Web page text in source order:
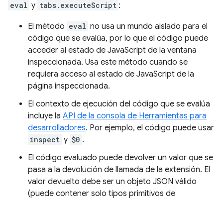
eval y tabs.executeScript :
El método eval no usa un mundo aislado para el
código que se evalúa, por lo que el código puede
acceder al estado de JavaScript de la ventana
inspeccionada. Usa este método cuando se
requiera acceso al estado de JavaScript de la
página inspeccionada.
El contexto de ejecución del código que se evalúa
incluye la API de la consola de Herramientas para
desarrolladores. Por ejemplo, el código puede usar
inspect y $0 .
El código evaluado puede devolver un valor que se
pasa a la devolución de llamada de la extensión. El
valor devuelto debe ser un objeto JSON válido
(puede contener solo tipos primitivos de